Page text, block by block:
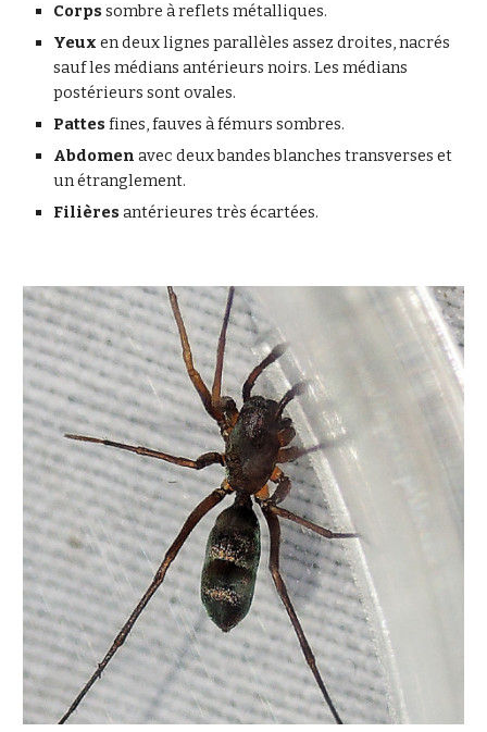
Corps sombre à reflets métalliques.
Yeux en deux lignes parallèles assez droites, nacrés
sauf les médians antérieurs noirs. Les médians
postérieurs sont ovales.
Pattes fines, fauves à fémurs sombres.
Abdomen avec deux bandes blanches transverses et
un étranglement.
Filières antérieures très écartées.